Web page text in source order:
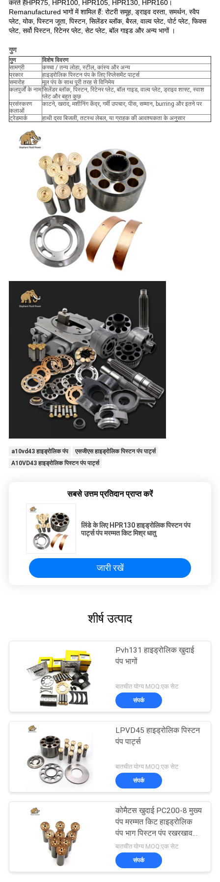
करते हैंHPR75, HPR100, HPR105, HPR130, HPR160।
Remanufactured भागों में शामिल हैं: रोटरी समूह, ड्राइव दस्ता, समर्थन, स्वैप
प्लेट, योक, पिस्टन जूता, पिस्टन, सिलेंडर ब्लॉक, बैरल, वाल्व प्लेट, पोर्ट प्लेट, फिक्स
प्लेट, सर्वो पिस्टन, रिटेनर प्लेट, सेट प्लेट, बॉल गाइड और अन्य भागों ।
गुण
गुण
विशेष विवरण
सामग्री
कच्चा / तन्य लोहा, स्टील, कांस्य और अन्य
प्रकार
हाइड्रोलिक पिस्टन पंप के लिए रिप्लेसमेंट पार्ट्स
समारोह
मूल पंप के साथ पूरी तरह से विनिमेय
कलपुर्जों के नामसिलेंडर ब्लॉक, पिस्टन, रिटेनर प्लेट, बॉल गाइड, वाल्व प्लेट, ड्राइव शाफ्ट, स्वाश
प्लेट और बहुत कुछ
प्रसंस्करण
कलाओं
काटने, खराद, मशीनिंग केंद्र, गर्मी उपचार, पीस, सम्मान, burring और इतने पर
ट्रेडमार्क हाथी द्रव बिजली, तटस्थ लेबल, या ग्राहक की आवश्यकता के अनुसार
a10vd43 हाइड्रोलिक पंप
एसजीएस हाइड्रोलिक पिस्टन पंप पार्ट्स
A10VD43 हाइड्रोलिक पिस्टन पंप पार्ट्स
सबसे उत्तम प्रतिदान प्राप्त करें
लिंडे के लिए HPR130 हाइड्रोलिक पिस्टन पंप
पार्ट्स पंप मरम्मत किट मिश्र धातु
जारी रखें
शीर्ष उत्पाद
Pvh131 हाइड्रोलिक खुदाई
पंप भागों
बातचीत योग्य MOQ:एक सेट
संपर्क
LPVD45 हाइड्रोलिक पिस्टन
पंप पार्ट्स
बातचीत योग्य MOQ:एक सेट
संपर्क
कोमैटस खुदाई PC200-8 मुख्य
पंप मरम्मत किट हाइड्रोलिक
पंप भाग पिस्टन पंप रखरखाव
मरम्मत सेवाएं
बातचीत योग्य MOQ:एक सेट
संपर्क